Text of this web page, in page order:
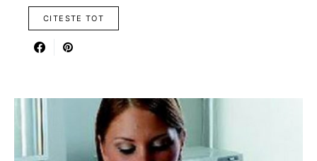
CITESTE TOT